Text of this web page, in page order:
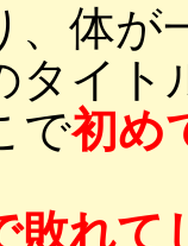
、体が
タイト
で初め
敗れて